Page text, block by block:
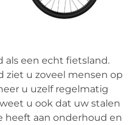
als een echt fietsland.
ziet u zoveel mensen op
u uzelf regelmatig
u ook dat uw stalen
heeft aan onderhoud en